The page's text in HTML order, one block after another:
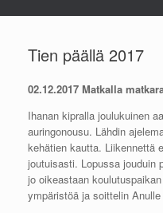
Tien päällä 2017
02.12.2017 Matkalla
Ihanan kipralla joulukuinen
auringonousu. Lähdin
kehätien kautta. Liikennettä
joutuisasti. Lopussa jouduin
jo oikeastaan
ympäristöä ja soittelin